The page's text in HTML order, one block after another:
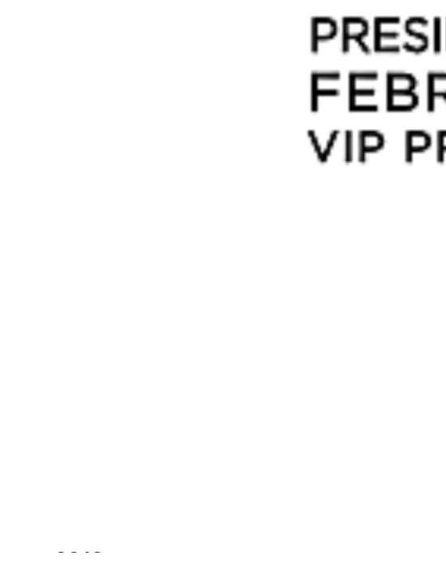
2018